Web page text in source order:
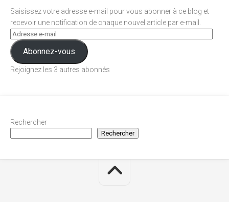
Saisissez votre adresse e-mail pour vous abonner à ce blog et
recevoir une notification de chaque nouvel article par e-mail.
Abonnez-vous
Rejoignez les 3 autres abonnés
Rechercher
Rechercher